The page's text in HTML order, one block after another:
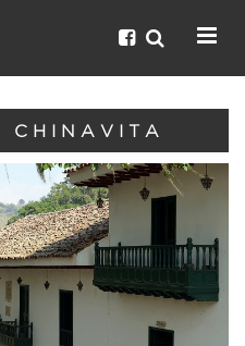
CHINAVITA